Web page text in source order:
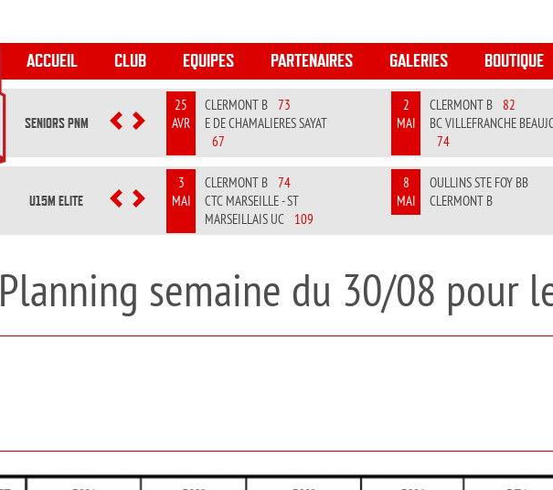
ACCUEIL CLUB EQUIPES PARTENAIRES GALERIES BOUTIQUE
SENIORS PNM PREVIOUS
NEXT
25
AVR
CLERMONT B 73
E DE CHAMALIERES SAYAT
67
2
MAI
CLERMONT B
82
BC VILLEFRANCHE
74
U15M ELITE PREVIOUS
NEXT
3
MAI
CLERMONT B 74
CTC MARSEILLE - ST
MARSEILLAIS UC
109
8
MAI
OULLINS STE FOY BB
CLERMONT B
Planning semaine du 30/08 pour